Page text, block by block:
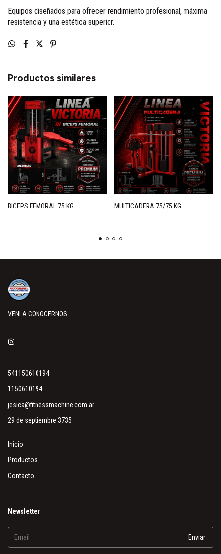
Equipos diseñados para ofrecer rendimiento profesional, máxima
resistencia y una estética superior.
Productos similares
BICEPS FEMORAL 75 KG MULTICADERA 75/75 KG
VENI A CONOCERNOS
541150610194
1150610194
jesica@fitnessmachine.com.ar
29 de septiembre 3735
Inicio
Productos
Contacto
Newsletter